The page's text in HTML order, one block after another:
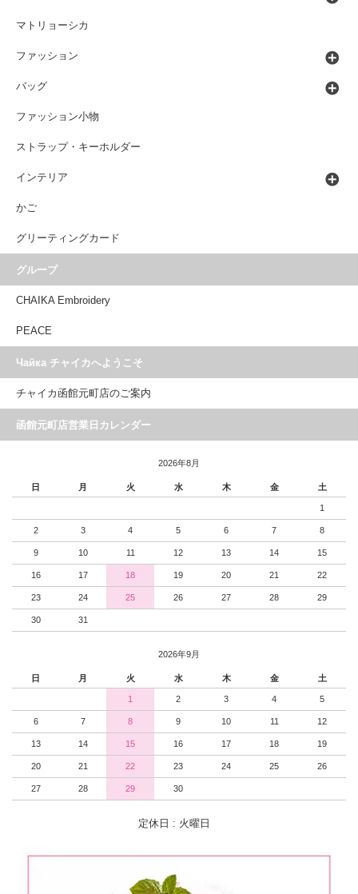
マトリョーシカ
ファッション
バッグ
ファッション小物
ストラップ・キーホルダー
インテリア
かご
グリーティングカード
グループ
CHAIKA Embroidery
PEACE
Чайка チャイカへようこそ
チャイカ函館元町店のご案内
函館元町店営業日カレンダー
2026年8月
日 月 火 水 木 金 土
1
2 3 4 5 6 7 8
9 10 11 12 13 14 15
16 17 18 19 20 21 22
23 24 25 26 27 28 29
30 31
2026年9月
日 月 火 水 木 金 土
1 2 3 4 5
6 7 8 9 10 11 12
13 14 15 16 17 18 19
20 21 22 23 24 25 26
27 28 29 30
定休日 : 火曜日